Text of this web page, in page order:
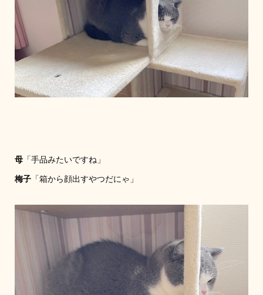
母「手品みたいですね」
梅子「箱から顔出すやつだにゃ」